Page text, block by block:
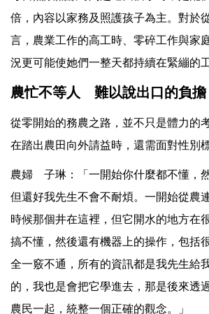
倍，內容以家務及照護孩子為主。對於
言，農業工作的高工時、零碎工作與家
況更可能使她們一整天都持續在緊繃的
農忙不等人 難以說出口的負擔
從零開始的務農之路，並不只是體力的
在踏出農田向外請益時，還需面對性別
農婦 子琳：「一開始你什麼都不懂，
但還好我先生不會不耐煩。一開始從農
時候那個井在這裡，但它開水的地方在
搞不懂，然後還有機器上的操作，包括
全一竅不通，所有的資訊都是我先生給
的，我也是會把它學進去，那是後來透
農民一起，統整一個正確的觀念。」